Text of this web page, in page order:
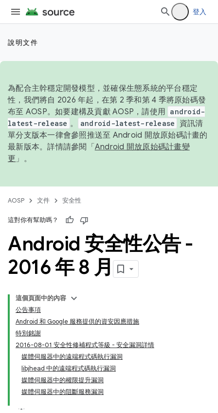
登入
說明文件
為配合主幹穩定開發模型，並確保生態系統的平台穩定
性，我們將自 2026 年起，在第 2 季和第 4 季將原始碼發
布至 AOSP。如要建構及貢獻 AOSP，請使用 android-
latest-release 。 android-latest-release
資訊清
單分支版本一律會參照推送至 Android 開放原始碼計畫的
最新版本。詳情請參閱「 Android 開放原始碼計畫變
更 」。
AOSP 文件 安全性
這對你有幫助嗎？
Android 安全性公告 -
2016 年 8 月
這個頁面中的內容
公告事項
Android 和 Google 服務提供的資安因應措施
特別銘謝
2016-08-01 安全性修補程式等級 - 安全漏洞詳情
媒體伺服器中的遠端程式碼執行漏洞
libjhead 中的遠端程式碼執行漏洞
媒體伺服器中的權限提升漏洞
媒體伺服器中的阻斷服務漏洞